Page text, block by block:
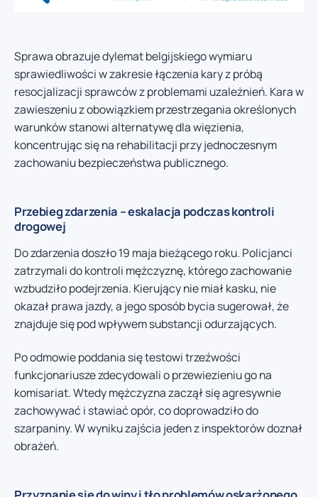
Sprawa obrazuje dylemat belgijskiego wymiaru
sprawiedliwości w zakresie łączenia kary z próbą
resocjalizacji sprawców z problemami uzależnień. Kara w
zawieszeniu z obowiązkiem przestrzegania określonych
warunków stanowi alternatywę dla więzienia,
koncentrując się na rehabilitacji przy jednoczesnym
zachowaniu bezpieczeństwa publicznego.
Przebieg zdarzenia – eskalacja podczas kontroli
drogowej
Do zdarzenia doszło 19 maja bieżącego roku. Policjanci
zatrzymali do kontroli mężczyznę, którego zachowanie
wzbudziło podejrzenia. Kierujący nie miał kasku, nie
okazał prawa jazdy, a jego sposób bycia sugerował, że
znajduje się pod wpływem substancji odurzających.
Po odmowie poddania się testowi trzeźwości
funkcjonariusze zdecydowali o przewiezieniu go na
komisariat. Wtedy mężczyzna zaczął się agresywnie
zachowywać i stawiać opór, co doprowadziło do
szarpaniny. W wyniku zajścia jeden z inspektorów doznał
obrażeń.